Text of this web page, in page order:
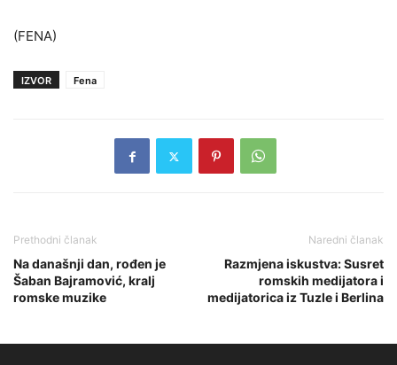
(FENA)
IZVOR Fena
Prethodni članak
Na današnji dan, rođen je
Šaban Bajramović, kralj
romske muzike
Naredni članak
Razmjena iskustva: Susret
romskih medijatora i
medijatorica iz Tuzle i Berlina